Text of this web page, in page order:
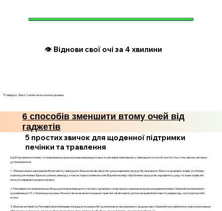
👁️ Віднови свої очі за 4 хвилини
💛 Швидко. Легко. І з ясністю в кожному рішенні.
6 способів зменшити втому очей від
гаджетів
5 простих звичок для щоденної підтримки
печінки та травлення
Щоб підтримати печінку та травлення щодня, важливо впровадити прості, але ефективні звички у свій раціон та спосіб життя. Ось п'ять звичок, які легко
дотримуватися:
1. Збалансоване харчування: Включайте у свій раціон більше овочів, фруктів, цільнозернових продуктів, нежирного білка та здорових жирів. Особливо
корисні для печінки броколі, шпинат, авокадо, а також горіхи і оливкова олія. Відмовтеся від оброблених продуктів, надмірного цукру та трансжирів, які
можуть перевантажувати печінку.
2. Регулярне споживання води: Вода допомагає виводити токсини з організму та підтримує нормальне функціонування печінки. Намагайтеся випивати
щонайменше 1,5-2 літри води на день. Можна також включити в раціон трав'яні чаї, які мають детоксикаційні властивості, наприклад, з розторопші або
м'яти.
3. Фізична активність: Регулярні фізичні вправи покращують кровообіг і допомагають підтримувати здорову вагу. Намагайтеся займатися спортом не менше